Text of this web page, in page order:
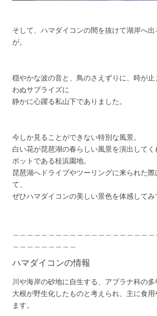
そして、ハマダイコンの間を抜けて湖岸へ
が。
穏やかな波の音と、鳥のさえずりに、時が
わぬサプライズに
静かに心躍る私山下でありました。
今しか見ることができない特別な風景。
白い花が琵琶湖の春らしい風景を演出してく
ポットである桂浜園地。
琵琶湖へドライブやツーリングに来られた
て、
ぜひハマダイコンの美しい景色を体感してみ
ハマダイコンの情報
川や海岸の砂地に自生する、アブラナ科の多
大根が野生化したものと考えられ、主に食
ます。